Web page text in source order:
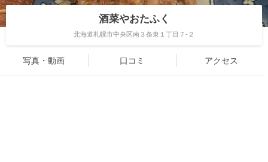
酒菜やおたふく
北海道札幌市中央区南３条東１丁目７-２
写真・動画 口コミ アクセス